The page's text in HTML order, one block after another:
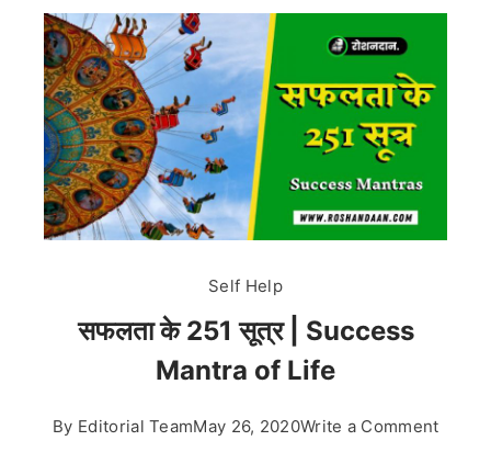
Self Help
सफलता के 251 सूत्र | Success
Mantra of Life
By Editorial TeamMay 26, 2020Write a Commenton